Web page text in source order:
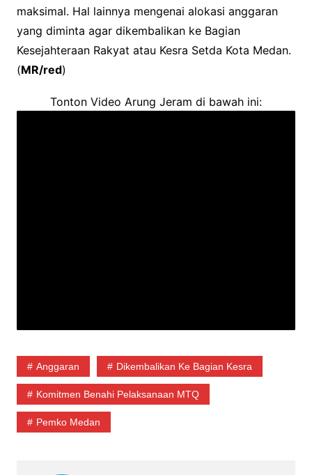
maksimal. Hal lainnya mengenai alokasi anggaran
yang diminta agar dikembalikan ke Bagian
Kesejahteraan Rakyat atau Kesra Setda Kota Medan.
(MR/red)
Tonton Video Arung Jeram di bawah ini:
Anggaran Dikembalikan Ke Bagian Kesra
Komitmen Benahi Pelaksanaan MTQ
Pemko Medan